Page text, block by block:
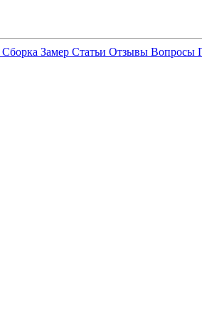
Сборка Замер Статьи Отзывы Вопросы